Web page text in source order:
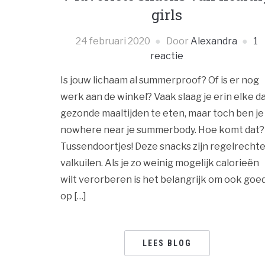
girls
24 februari 2020 Door Alexandra
1
reactie
Is jouw lichaam al summerproof? Of is er nog
werk aan de winkel? Vaak slaag je erin elke
gezonde maaltijden te eten, maar toch ben je
nowhere near je summerbody. Hoe komt dat?
Tussendoortjes! Deze snacks zijn regelrechte
valkuilen. Als je zo weinig mogelijk calorieën
wilt verorberen is het belangrijk om ook
op […]
LEES BLOG